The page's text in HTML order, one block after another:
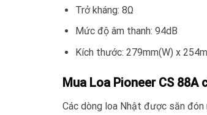
Trở kháng: 8Ω
Mức độ âm thanh: 94dB
Kích thước: 279mm(W) x
Mua Loa Pioneer CS
Các dòng loa Nhật được săn